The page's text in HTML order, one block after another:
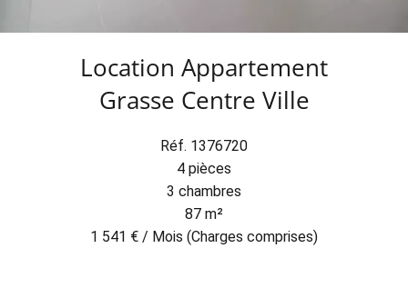
Location Appartement
Grasse Centre Ville
Réf. 1376720
4 pièces
3 chambres
87 m²
1 541 € / Mois (Charges comprises)